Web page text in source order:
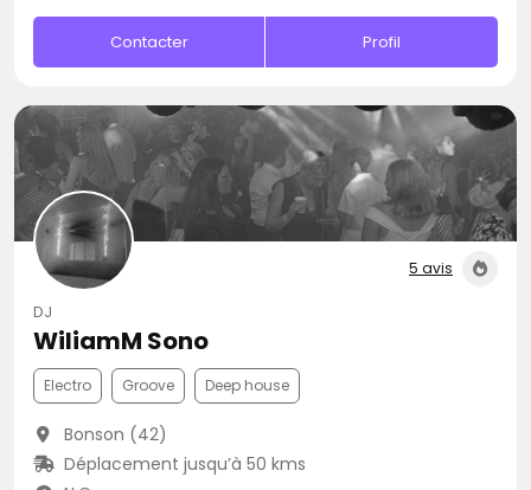
Contacter Profil
5 avis
DJ
WiliamM Sono
Electro Groove Deep house
Bonson (42)
Déplacement jusqu’à 50 kms